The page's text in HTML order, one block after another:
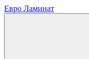
Евро Ламинат